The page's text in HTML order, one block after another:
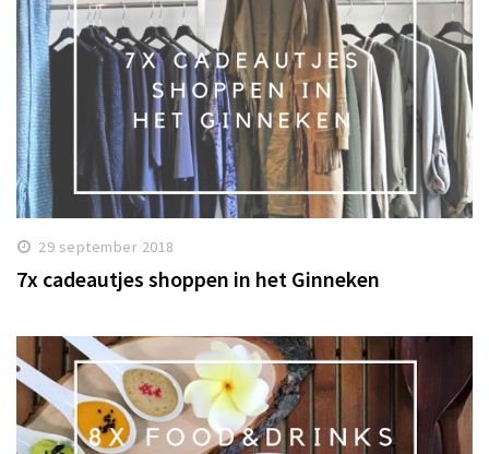
29 september 2018
7x cadeautjes shoppen in het Ginneken